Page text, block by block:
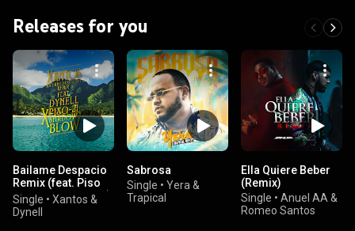
Releases for you
Bailame Despacio
Remix (feat. Piso
21 & Shadow Blow)
Single • Xantos &
Dynell
Sabrosa
Single • Yera &
Trapical
Ella Quiere Beber
(Remix)
Single • Anuel AA &
Romeo Santos